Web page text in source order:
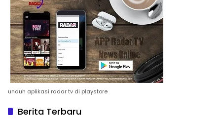
unduh aplikasi radar tv di playstore
Berita Terbaru